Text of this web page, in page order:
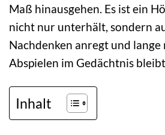
Maß hinausgehen. Es ist ein
nicht nur unterhält, sondern
Nachdenken anregt und lange
Abspielen im Gedächtnis bleibt.
Inhalt